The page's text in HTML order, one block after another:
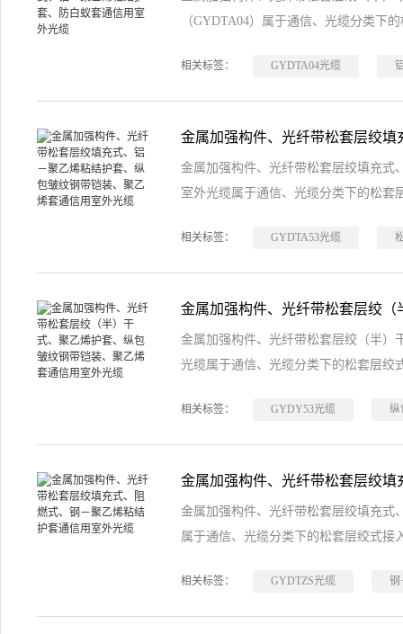
（GYDTA04）属于通信、光缆分类下
相关标签： GYDTA04光缆
金属加强构件、光纤带松套层绞填充式
室外光缆属于通信、光缆分类下的松套
相关标签： GYDTA53光缆
金属加强构件、光纤带松套层绞（半）
光缆属于通信、光缆分类下的松套层绞
相关标签： GYDY53光缆 纵
金属加强构件、光纤带松套层绞填充式
属于通信、光缆分类下的松套层绞式接
相关标签： GYDTZS光缆 钢